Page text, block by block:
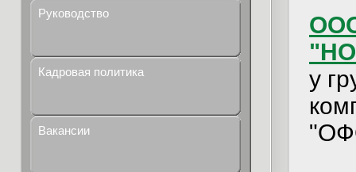
Руководство
Кадровая политика
Вакансии
у